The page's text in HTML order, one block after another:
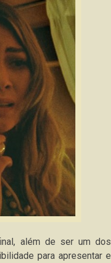
além de ser um dos
para apresentar e